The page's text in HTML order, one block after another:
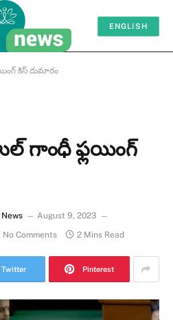
ENGLISH
కిస్ దుమారం
గాంధీ ఫ్ల‌యింగ్
August 9, 2023
No Comments 2 Mins Read
Twitter Pinterest